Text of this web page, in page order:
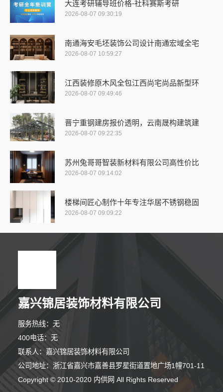
大连考研辅导班价格-社科赛斯考研
2026-08-07 09:30:19
南通海安毛坯装饰公司设计南通宏域全宅
2026-08-07 10:59:27
江西装修原木风全包江西尚宅尚品新型环
2026-08-07 09:49:46
晋宁重钢建房报价透明，云南晟构建筑建
2026-08-07 09:22:35
苏州兔哥哥智装新材料有限公司高性价比
2026-08-07 09:14:02
楼梯间匠心制作十年专注华居不锈钢稳固
2026-08-07 09:09:22
嘉兴锦居装饰材料有限公司
服务热线：无
400电话：无
联系人：嘉兴锦居装饰材料有限公司
公司地址：浙江省嘉兴市嘉善县罗星街道置地广场1幢701-11
Copyright © 2010-2020 内供网 All Rights Reserved